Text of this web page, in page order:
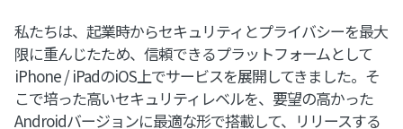
私たちは、起業時からセキュリティとプライバシーを最大
限に重んじたため、信頼できるプラットフォームとして
iPhone / iPadのiOS上でサービスを展開してきました。そ
こで培った高いセキュリティレベルを、要望の高かった
Androidバージョンに最適な形で搭載して、リリースする